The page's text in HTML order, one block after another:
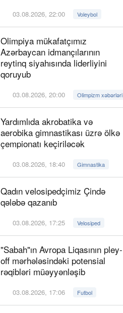
03.08.2026, 22:00 Voleybol
Olimpiya mükafatçımız
Azərbaycan idmançılarının
reytinq siyahısında liderliyini
qoruyub
03.08.2026, 20:00 Olimpizm xəbərləri
Yardımlıda akrobatika və
aerobika gimnastikası üzrə ölkə
çempionatı keçiriləcək
03.08.2026, 18:40 Gimnastika
Qadın velosipedçimiz Çində
qələbə qazanıb
03.08.2026, 17:25 Velosiped
"Sabah"ın Avropa Liqasının pley-
off mərhələsindəki potensial
rəqibləri müəyyənləşib
03.08.2026, 17:06 Futbol